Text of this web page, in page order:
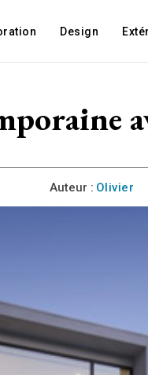
Design
Auteur : Olivier